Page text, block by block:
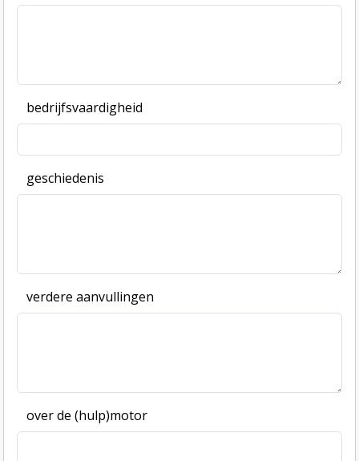
bedrijfsvaardigheid
geschiedenis
verdere aanvullingen
over de (hulp)motor